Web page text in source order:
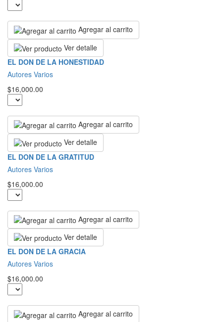
Agregar al carrito
Ver detalle
EL DON DE LA HONESTIDAD
Autores Varios
$16,000.00
Agregar al carrito
Ver detalle
EL DON DE LA GRATITUD
Autores Varios
$16,000.00
Agregar al carrito
Ver detalle
EL DON DE LA GRACIA
Autores Varios
$16,000.00
Agregar al carrito